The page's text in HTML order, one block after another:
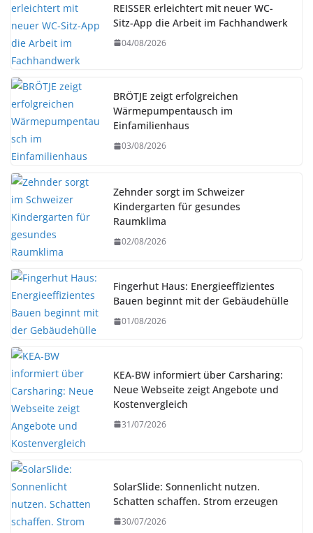
REISSER erleichtert mit neuer WC-
Sitz-App die Arbeit im Fachhandwerk
04/08/2026
BRÖTJE zeigt erfolgreichen
Wärmepumpentausch im
Einfamilienhaus
03/08/2026
Zehnder sorgt im Schweizer
Kindergarten für gesundes
Raumklima
02/08/2026
Fingerhut Haus: Energieeffizientes
Bauen beginnt mit der Gebäudehülle
01/08/2026
KEA-BW informiert über Carsharing:
Neue Webseite zeigt Angebote und
Kostenvergleich
31/07/2026
SolarSlide: Sonnenlicht nutzen.
Schatten schaffen. Strom erzeugen
30/07/2026